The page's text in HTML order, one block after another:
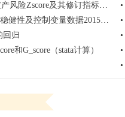
及其修订指标（代码+数据） •
控制变量数据2015-2019实证数据 •
回归 •
和G_score（stata计算） •
•